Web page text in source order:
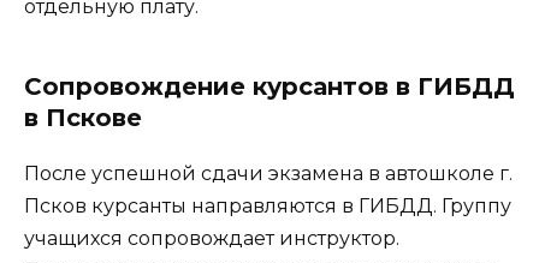
отдельную плату.
Сопровождение курсантов в ГИБДД
в Пскове
После успешной сдачи экзамена в автошколе г.
Псков курсанты направляются в ГИБДД. Группу
учащихся сопровождает инструктор.